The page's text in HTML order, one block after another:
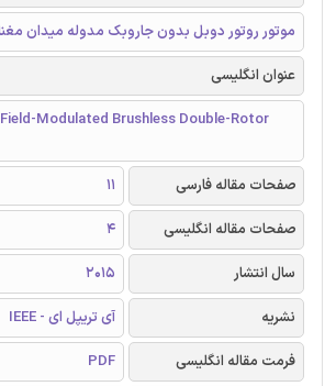
موتور روتور دوبل بدون جاروبک مدوله میدان
عنوان انگلیسی
Modulated Brushless Double-Rotor
صفحات مقاله فارسی
11
صفحات مقاله انگلیسی
4
سال انتشار
2015
نشریه
آی تریپل ای - IEEE
فرمت مقاله انگلیسی
PDF